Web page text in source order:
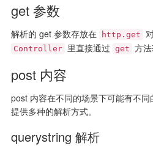
get 参数
解析的 get 参数存放在 http.get
Controller 里直接通过 get 方法
post 内容
post 内容在不同的场景下可能有不
提供多种的解析方式。
querystring 解析